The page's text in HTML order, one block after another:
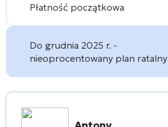
Płatność początkowa
Do grudnia 2025 r. -
nieoprocentowany plan ratalny